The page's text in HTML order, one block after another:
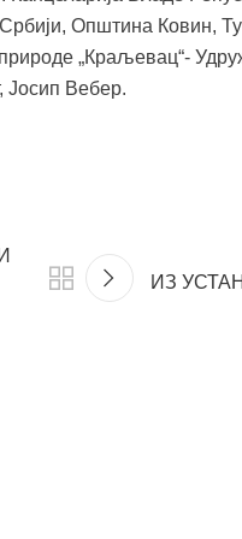
Општина Ковин,
„Краљевац“-
Јосип Вебер.
ИЗ